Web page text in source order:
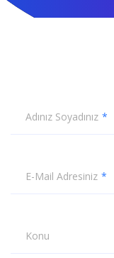
Adınız Soyadınız
E-Mail Adresiniz
Konu